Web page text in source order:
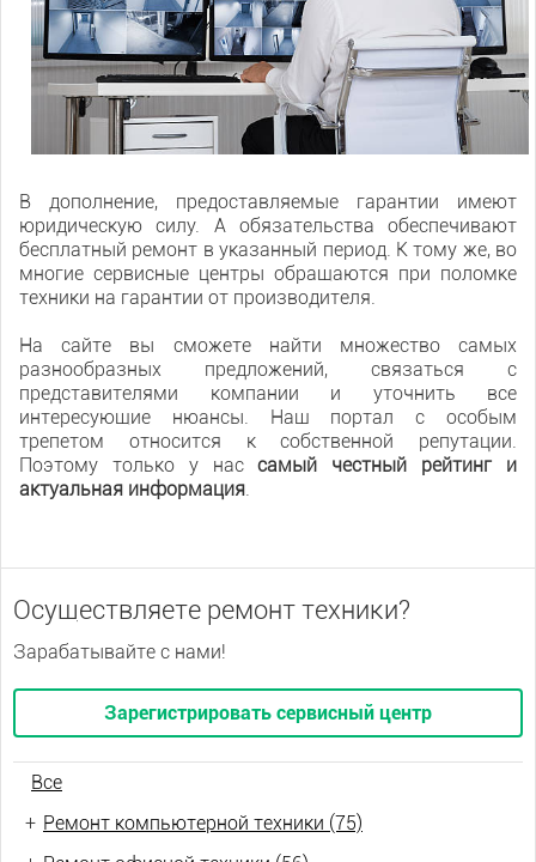
В дополнение, предоставляемые гарантии имеют
юридическую силу. А обязательства обеспечивают
бесплатный ремонт в указанный период. К тому же, во
многие сервисные центры обращаются при поломке
техники на гарантии от производителя.
На сайте вы сможете найти множество самых
разнообразных предложений, связаться с
представителями компании и уточнить все
интересующие нюансы. Наш портал с особым
трепетом относится к собственной репутации.
Поэтому только у нассамый честный рейтинг и
актуальная информация.
Осуществляете ремонт техники?
Зарабатывайте с нами!
Зарегистрировать сервисный центр
Все
+ Ремонт компьютерной техники (75)